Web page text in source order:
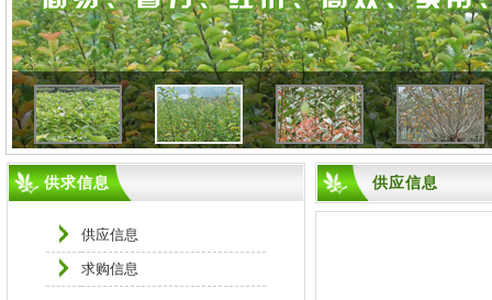
供求信息
供应信息
求购信息
供应信息